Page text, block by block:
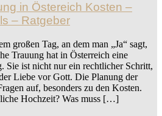
in Östereich Kosten –
– Ratgeber
großen Tag, an dem man „Ja“ sagt,
Trauung hat in Österreich eine
Sie ist nicht nur ein rechtlicher Schritt,
Liebe vor Gott. Die Planung der
auf, besonders zu den Kosten.
Hochzeit? Was muss […]